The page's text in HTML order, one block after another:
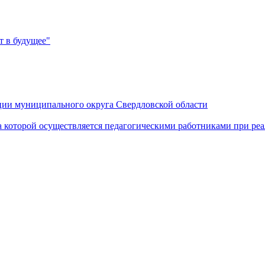
в будущее"
муниципального округа Свердловской области
осуществляется педагогическими работниками при